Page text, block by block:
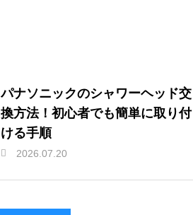
パナソニックのシャワーヘッド交
換方法！初心者でも簡単に取り付
ける手順
2026.07.20